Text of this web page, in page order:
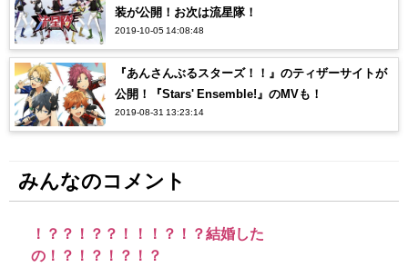
装が公開！お次は流星隊！
2019-10-05 14:08:48
『あんさんぶるスターズ！！』のティザーサイトが
公開！『Stars' Ensemble!』のMVも！
2019-08-31 13:23:14
みんなのコメント
！？？！？？！！！？！？結婚した
の！？！？！？！？